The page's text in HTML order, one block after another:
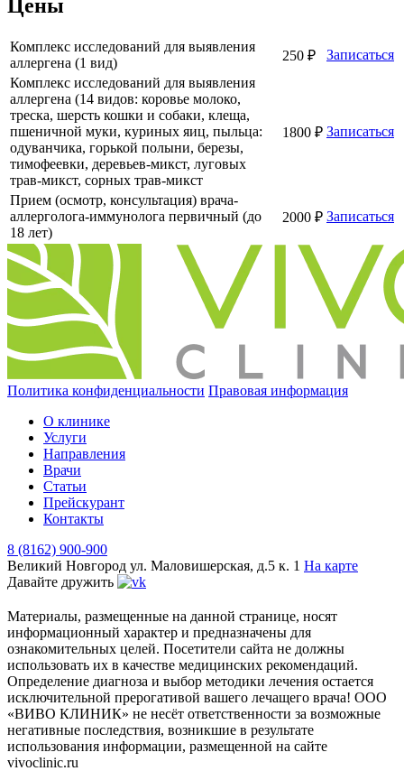
Цены
Комплекс исследований для выявления
аллергена (1 вид)
250 ₽
Записаться
Комплекс исследований для выявления
аллергена (14 видов: коровье молоко,
треска, шерсть кошки и собаки, клеща,
пшеничной муки, куриных яиц, пыльца:
одуванчика, горькой полыни, березы,
тимофеевки, деревьев-микст, луговых
трав-микст, сорных трав-микст
1800 ₽ Записаться
Прием (осмотр, консультация) врача-
аллерголога-иммунолога первичный (до
18 лет)
2000 ₽ Записаться
Политика конфиденциальности Правовая информация
О клинике
Услуги
Направления
Врачи
Статьи
Прейскурант
Контакты
8 (8162) 900-900
Великий Новгород ул. Маловишерская, д.5 к. 1 На карте
Давайте дружить
Материалы, размещенные на данной странице, носят
информационный характер и предназначены для
ознакомительных целей. Посетители сайта не должны
использовать их в качестве медицинских рекомендаций.
Определение диагноза и выбор методики лечения остается
исключительной прерогативой вашего лечащего врача! ООО
«ВИВО КЛИНИК» не несёт ответственности за возможные
негативные последствия, возникшие в результате
использования информации, размещенной на сайте
vivoclinic.ru